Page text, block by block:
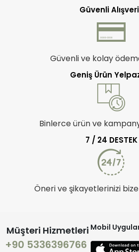
Güvenli
Güvenli ve kolay
Geniş Ürün
Binlerce ürün ve
7 / 24 DESTEK
Öneri ve şikayetlerinizi
Müşteri Hizmetleri
+90 5336396766
Mobil